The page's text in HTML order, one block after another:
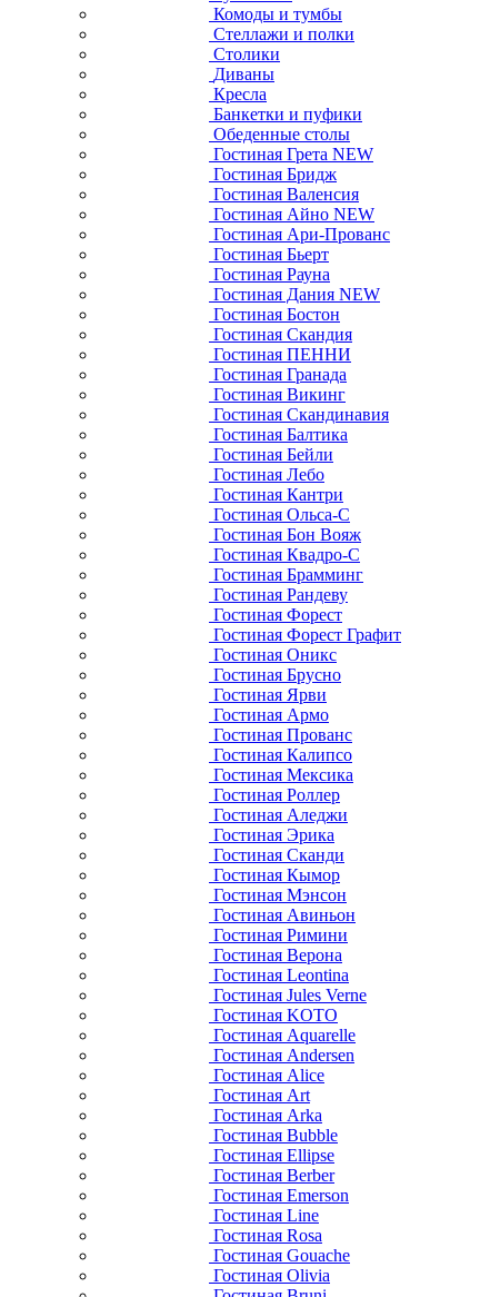
Комоды и тумбы
Стеллажи и полки
Столики
Диваны
Кресла
Банкетки и пуфики
Обеденные столы
Гостиная Грета NEW
Гостиная Бридж
Гостиная Валенсия
Гостиная Айно NEW
Гостиная Ари-Прованс
Гостиная Бьерт
Гостиная Рауна
Гостиная Дания NEW
Гостиная Бостон
Гостиная Скандия
Гостиная ПЕННИ
Гостиная Гранада
Гостиная Викинг
Гостиная Скандинавия
Гостиная Балтика
Гостиная Бейли
Гостиная Лебо
Гостиная Кантри
Гостиная Ольса-С
Гостиная Бон Вояж
Гостиная Квадро-С
Гостиная Брамминг
Гостиная Рандеву
Гостиная Форест
Гостиная Форест Графит
Гостиная Оникс
Гостиная Брусно
Гостиная Ярви
Гостиная Армо
Гостиная Прованс
Гостиная Калипсо
Гостиная Мексика
Гостиная Роллер
Гостиная Аледжи
Гостиная Эрика
Гостиная Сканди
Гостиная Кымор
Гостиная Мэнсон
Гостиная Авиньон
Гостиная Римини
Гостиная Верона
Гостиная Leontina
Гостиная Jules Verne
Гостиная KOTO
Гостиная Aquarelle
Гостиная Andersen
Гостиная Alice
Гостиная Art
Гостиная Arka
Гостиная Bubble
Гостиная Ellipse
Гостиная Berber
Гостиная Emerson
Гостиная Line
Гостиная Rosa
Гостиная Gouache
Гостиная Olivia